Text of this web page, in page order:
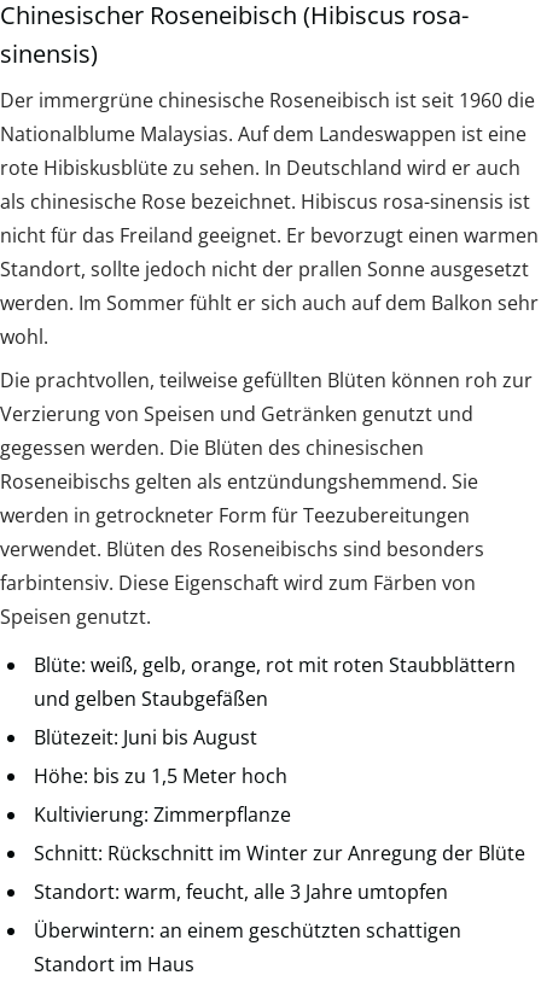
Chinesischer Roseneibisch (Hibiscus rosa-
sinensis)
Der immergrüne chinesische Roseneibisch ist seit 1960 die
Nationalblume Malaysias. Auf dem Landeswappen ist eine
rote Hibiskusblüte zu sehen. In Deutschland wird er auch
als chinesische Rose bezeichnet. Hibiscus rosa-sinensis ist
nicht für das Freiland geeignet. Er bevorzugt einen warmen
Standort, sollte jedoch nicht der prallen Sonne ausgesetzt
werden. Im Sommer fühlt er sich auch auf dem Balkon sehr
wohl.
Die prachtvollen, teilweise gefüllten Blüten können roh zur
Verzierung von Speisen und Getränken genutzt und
gegessen werden. Die Blüten des chinesischen
Roseneibischs gelten als entzündungshemmend. Sie
werden in getrockneter Form für Teezubereitungen
verwendet. Blüten des Roseneibischs sind besonders
farbintensiv. Diese Eigenschaft wird zum Färben von
Speisen genutzt.
Blüte: weiß, gelb, orange, rot mit roten Staubblättern
und gelben Staubgefäßen
Blütezeit: Juni bis August
Höhe: bis zu 1,5 Meter hoch
Kultivierung: Zimmerpflanze
Schnitt: Rückschnitt im Winter zur Anregung der Blüte
Standort: warm, feucht, alle 3 Jahre umtopfen
Überwintern: an einem geschützten schattigen
Standort im Haus